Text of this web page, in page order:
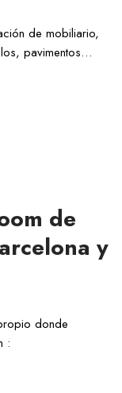
de mobiliario,
pavimentos…
de
y
donde
: